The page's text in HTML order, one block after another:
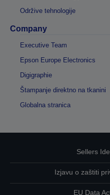
Održive tehnologije
Company
Executive Team
Epson Europe Electronics
Digigraphie
Štampanje direktno na tkanini
Globalna stranica
Sellers
Izjavu o zaštiti
EU Data